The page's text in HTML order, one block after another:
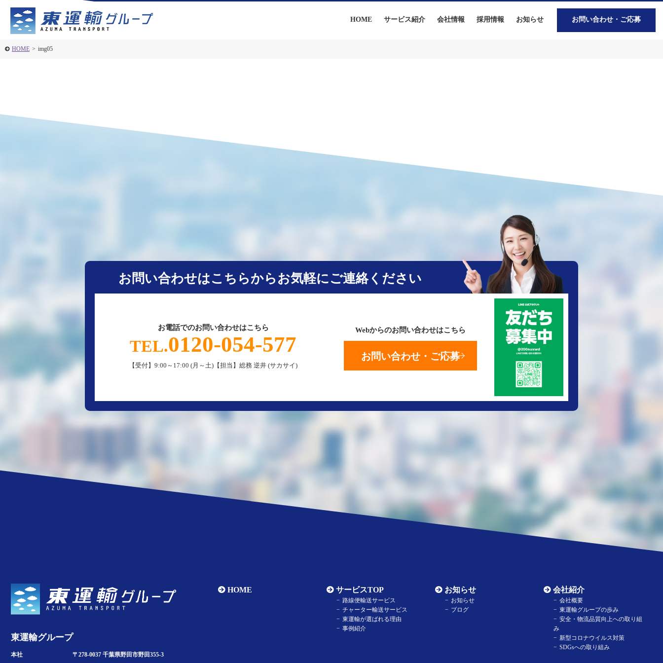
HOME サービス紹介 会社情報 採用情報 お知らせ お問い合わせ・ご応募
HOME > img05
お問い合わせはこちらからお気軽にご連絡ください
お電話でのお問い合わせはこちら
TEL.0120-054-577
【受付】9:00～17:00 (月～土)【担当】総務 逆井 (サカサイ)
Webからのお問い合わせはこちら
お問い合わせ・ご応募
東運輸グループ
本社
〒278-0037 千葉県野田市野田355-3
HOME サービスTOP
路線便輸送サービス
チャーター輸送サービス
東運輸が選ばれる理由
事例紹介
お知らせ
お知らせ
ブログ
会社紹介
会社概要
東運輸グループの歩み
安全・物流品質向上への取り組
み
新型コロナウイルス対策
SDGsへの取り組み